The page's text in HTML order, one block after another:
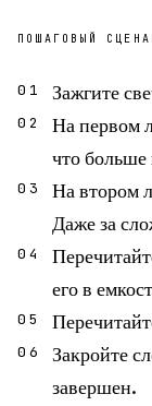
ПОШАГОВЫЙ
01 Зажгите
02
На первом
что
03
На втором
Даже за
04
его в
05
06
Закройте
завершен.